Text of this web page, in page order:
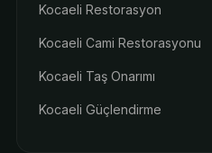
Kocaeli Restorasyon
Kocaeli Cami Restorasyonu
Kocaeli Taş Onarımı
Kocaeli Güçlendirme